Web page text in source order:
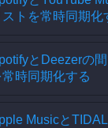
ストを常時同期化
とDeezerの
常時同期化する
Musicと